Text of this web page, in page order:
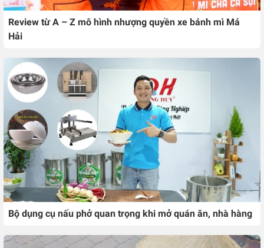
Review từ A – Z mô hình nhượng quyền xe bánh mì Má
Hải
Bộ dụng cụ nấu phở quan trọng khi mở quán ăn, nhà hàng